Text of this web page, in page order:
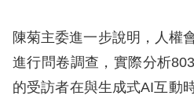
擇
語
陳菊主委進一步說明，人權
進行問卷調查，實際分析
的受訪者在與生成式AI互動